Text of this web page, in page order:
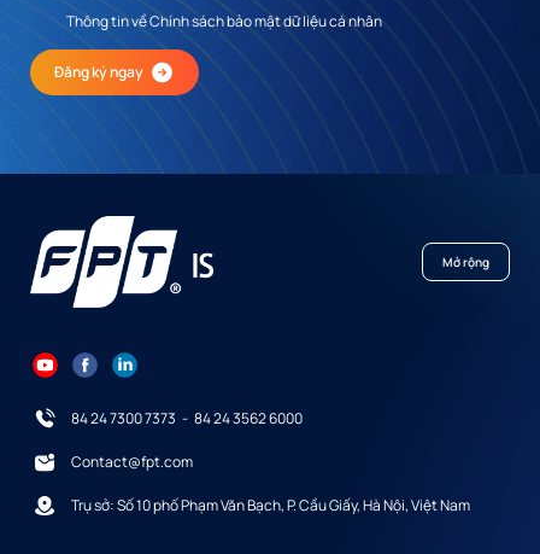
Thông tin về Chính sách bảo mật dữ liệu cá nhân
Đăng ký ngay
Mở rộng
84 24 7300 7373 - 84 24 3562 6000
Contact@fpt.com
Trụ sở: Số 10 phố Phạm Văn Bạch, P. Cầu Giấy, Hà Nội, Việt Nam